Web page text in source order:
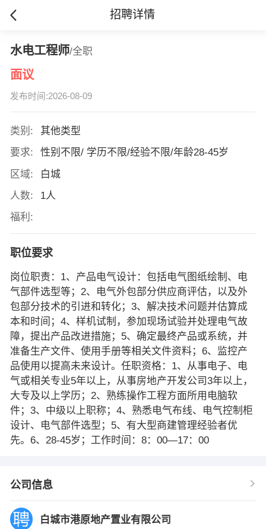
招聘详情
水电工程师/全职
面议
发布时间:2026-08-09
类别:
其他类型
要求:
性别不限/ 学历不限/经验不限/年龄28-45岁
区域:
白城
人数:
1人
福利:
职位要求
岗位职责：1、产品电气设计：包括电气图纸绘制、电
气部件选型等；2、电气外包部分供应商评估，以及外
包部分技术的引进和转化；3、解决技术问题并估算成
本和时间；4、样机试制，参加现场试验并处理电气故
障，提出产品改进措施；5、确定最终产品或系统，并
准备生产文件、使用手册等相关文件资料；6、监控产
品使用以提高未来设计。任职资格：1、从事电子、电
气或相关专业5年以上，从事房地产开发公司3年以上，
大专及以上学历；2、熟练操作工程方面所用电脑软
件；3、中级以上职称；4、熟悉电气布线、电气控制柜
设计、电气部件选型；5、有大型商建管理经验者优
先。6、28-45岁；工作时间：8：00—17：00
公司信息
白城市港原地产置业有限公司